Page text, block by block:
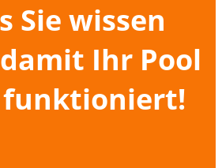
Sie wissen
Ihr Pool